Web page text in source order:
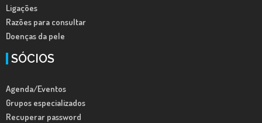
Ligações
Razões para consultar
Doenças da pele
SÓCIOS
Agenda/Eventos
Grupos especializados
Recuperar password